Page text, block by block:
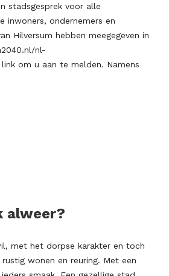
stadsgesprek voor alle
inwoners, ondernemers en
Hilversum hebben meegegeven in
nl-
om u aan te melden. Namens
alweer?
met het dorpse karakter en toch
wonen en reuring. Met een